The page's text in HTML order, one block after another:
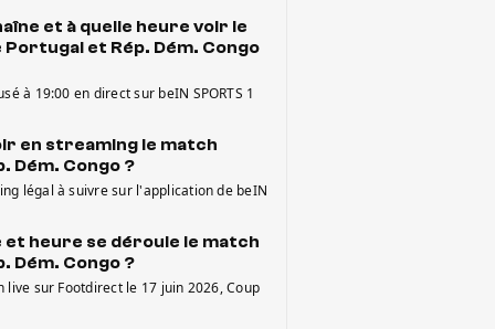
et à quelle heure voir le
et Rép. Dém. Congo
à 19:00 en direct sur beIN SPORTS 1
en streaming le match
Dém. Congo ?
légal à suivre sur l'application de beIN
et heure se déroule le match
Dém. Congo ?
live sur Footdirect le 17 juin 2026, Coup